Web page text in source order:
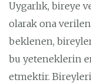
Uygarlık, bireye
olarak ona
beklenen,
bu yeteneklerin
etmektir.